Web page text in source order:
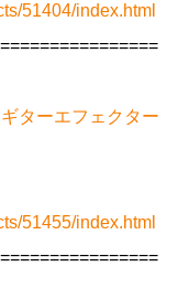
51404/index.html
ターエフェクター
51455/index.html